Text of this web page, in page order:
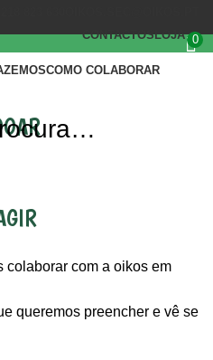
CONTACTOSLOJA 0
COMO COLABORAR
colaborar com a oikos em
queremos preencher e vê se